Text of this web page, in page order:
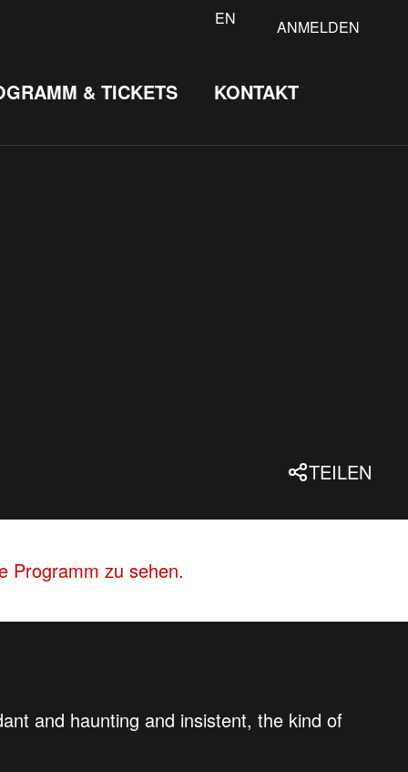
EN ANMELDEN
& TICKETS KONTAKT
TEILEN
Programm zu sehen.
and haunting and insistent, the kind of